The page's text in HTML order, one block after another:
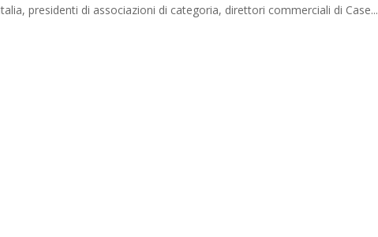
presidenti di associazioni di categoria, direttori commerciali di Case...